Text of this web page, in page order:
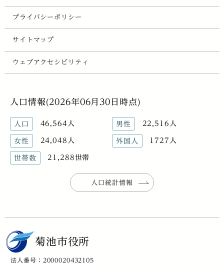
プライバシーポリシー
サイトマップ
ウェブアクセシビリティ
人口情報(2026年06月30日時点)
人口 46,564人 男性 22,516人
女性 24,048人 外国人 1727人
世帯数 21,288世帯
人口統計情報
菊池市役所
法人番号：2000020432105